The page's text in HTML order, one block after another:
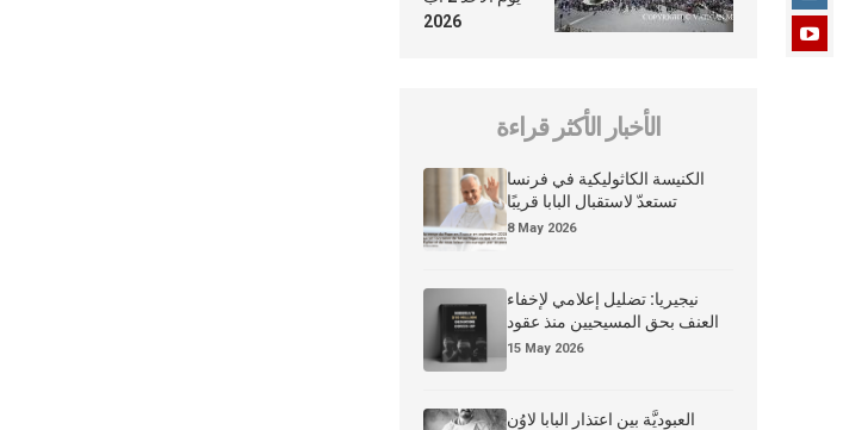
2026
الأخبار الأكثر قراءة
الكنيسة الكاثوليكية في فرنسا
تستعدّ لاستقبال البابا قريبًا
8 May 2026
نيجيريا: تضليل إعلامي لإخفاء
العنف بحق المسيحيين منذ عقود
15 May 2026
العبوديَّة بين اعتذار البابا لاوُن